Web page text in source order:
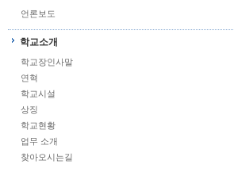
언론보도
학교소개
학교장인사말
연혁
학교시설
상징
학교현황
업무 소개
찾아오시는길